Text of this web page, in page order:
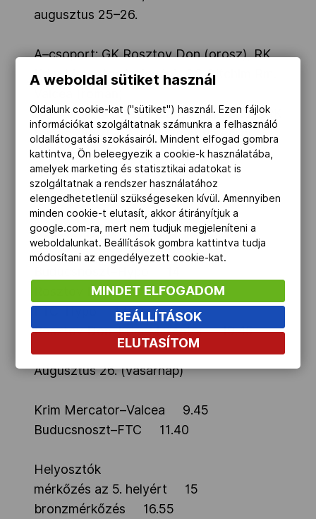
augusztus 25–26.
A–csoport: GK Rosztov Don (orosz), RK
Krim Mercator (szlovén), CS Oltchim Rm.
B–csoport: FTC-Rail Cargo Hungaria, ZRK
Buducsnoszt T-Mobile (montenegrói),
Hypo NÖ (osztrák)
A menetrend
Augusztus 25. (szombat)
Rosztov Don–Valcea 15.55
FTC–Hypo 17.50
Rosztov Don–Krim Mercator 19.45
Augusztus 26. (vasárnap)
Krim Mercator–Valcea 9.45
Buducsnoszt–FTC 11.40
Helyosztók
mérkőzés az 5. helyért 15
bronzmérkőzés 16.55
A weboldal sütiket használ
Oldalunk cookie-kat ("sütiket") használ. Ezen fájlok
információkat szolgáltatnak számunkra a felhasználó
oldallátogatási szokásairól. Mindent elfogad gombra
kattintva, Ön beleegyezik a cookie-k használatába,
amelyek marketing és statisztikai adatokat is
szolgáltatnak a rendszer használatához
elengedhetetlenül szükségeseken kívül. Amennyiben
minden cookie-t elutasít, akkor átirányítjuk a
google.com-ra, mert nem tudjuk megjeleníteni a
weboldalunkat. Beállítások gombra kattintva tudja
módosítani az engedélyezett cookie-kat.
MINDET ELFOGADOM
BEÁLLÍTÁSOK
ELUTASÍTOM